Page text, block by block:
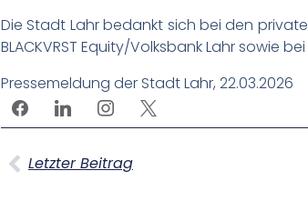
Die Stadt Lahr bedankt sich bei den
BLACKVRST Equity/Volksbank Lahr sowie
Pressemeldung der Stadt Lahr, 22.03.2026
Letzter Beitrag